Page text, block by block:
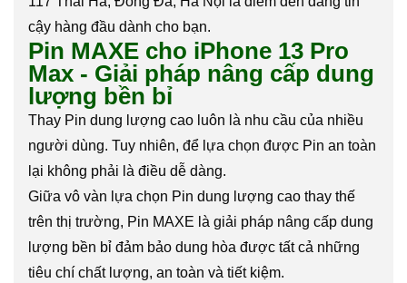
cậy hàng đầu dành cho bạn.
Pin MAXE cho iPhone 13 Pro
Max - Giải pháp nâng cấp dung
lượng bền bỉ
Thay Pin dung lượng cao luôn là nhu cầu của nhiều
người dùng. Tuy nhiên, để lựa chọn được Pin an toàn
lại không phải là điều dễ dàng.
Giữa vô vàn lựa chọn Pin dung lượng cao thay thế
trên thị trường, Pin MAXE là giải pháp nâng cấp dung
lượng bền bỉ đảm bảo dung hòa được tất cả những
tiêu chí chất lượng, an toàn và tiết kiệm.